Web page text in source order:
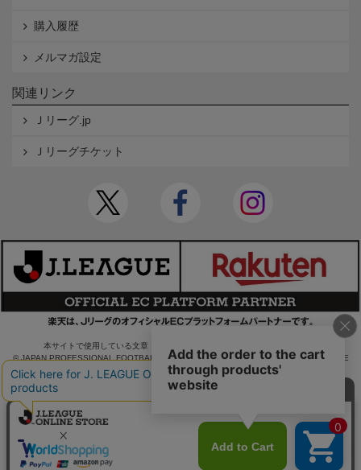
購入履歴
メルマガ設定
関連リンク
Ｊリーグ.jp
Ｊリーグチケット
本サイトで使用している文章・画像等の無断での複製・転載を禁止します。
© JAPAN PROFESSIONAL FOOTBALL LEAGUE Rakuten Group, Inc. ALL RIGHTS RE
SERVED.